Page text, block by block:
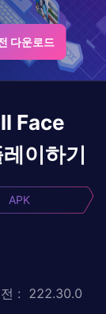
다운로드
Face
레이하기
APK
: 222.30.0